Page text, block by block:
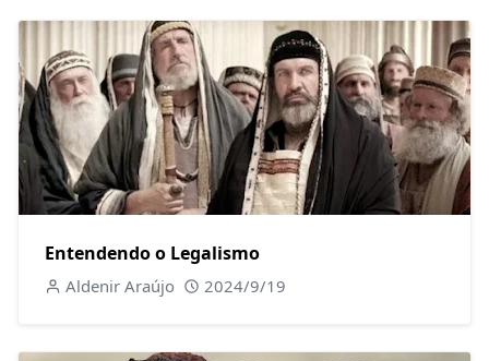
Entendendo o Legalismo
Aldenir Araújo 2024/9/19